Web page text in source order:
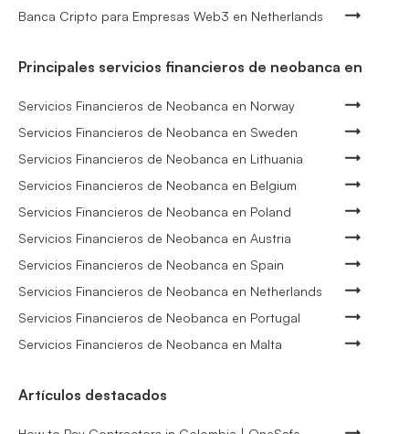
Banca Cripto para Empresas Web3 en Netherlands
Principales servicios financieros de neobanca en
Servicios Financieros de Neobanca en Norway
Servicios Financieros de Neobanca en Sweden
Servicios Financieros de Neobanca en Lithuania
Servicios Financieros de Neobanca en Belgium
Servicios Financieros de Neobanca en Poland
Servicios Financieros de Neobanca en Austria
Servicios Financieros de Neobanca en Spain
Servicios Financieros de Neobanca en Netherlands
Servicios Financieros de Neobanca en Portugal
Servicios Financieros de Neobanca en Malta
Artículos destacados